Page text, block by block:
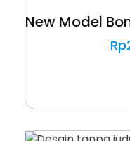
New Model
Rp